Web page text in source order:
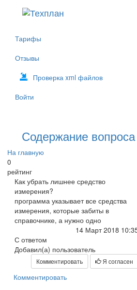
Тарифы
Отзывы
Проверка xml файлов
Войти
Содержание вопроса
На главную
0
рейтинг
Как убрать лишнее средство
измерения?
программа указывает все средства
измерения, которые забиты в
справочнике, а нужно одно
14 Март 2018
С ответом
Добавил(а) пользователь
Комментировать Я согласен
Комментировать